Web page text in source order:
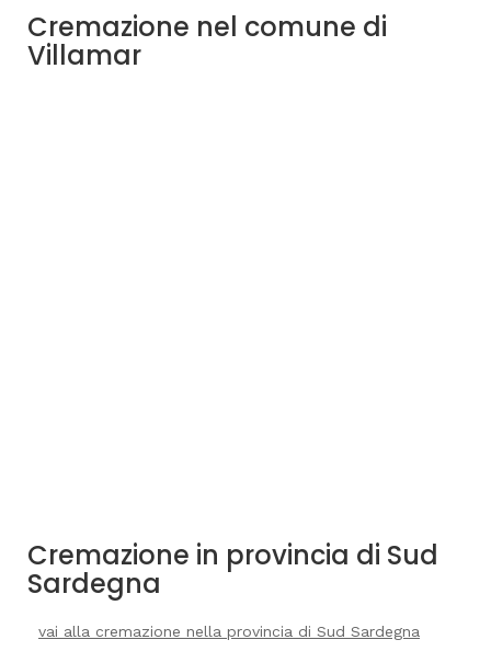
Cremazione nel comune di
Villamar
Cremazione in provincia di Sud
Sardegna
vai alla cremazione nella provincia di Sud Sardegna